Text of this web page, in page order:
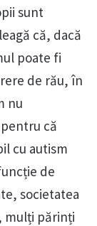
sunt
că, dacă
poate fi
de rău, în
nu
că
cu autism
de
societatea
mulți părinți